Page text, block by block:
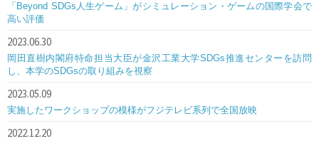
「Beyond SDGs人生ゲーム」がシミュレーション・ゲームの国際学会で
高い評価
2023.06.30
岡田直樹内閣府特命担当大臣が金沢工業大学SDGs推進センターを訪問
し、本学のSDGsの取り組みを視察
2023.05.09
実施したワークショップの模様がフジテレビ系列で全国放映
2022.12.20